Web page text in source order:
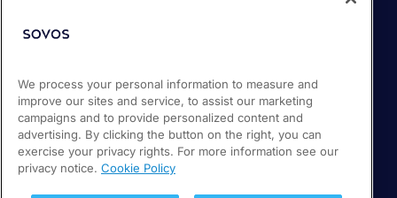
i Partner
Sala stampa
Lavora con noi
We process your personal information to measure and
improve our sites and service, to assist our marketing
campaigns and to provide personalized content and
advertising. By clicking the button on the right, you can
exercise your privacy rights. For more information see our
privacy notice. Cookie Policy